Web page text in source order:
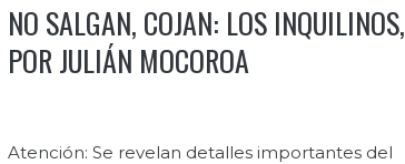
NO SALGAN, COJAN: LOS INQUILINOS,
POR JULIÁN MOCOROA
Atención: Se revelan detalles importantes del